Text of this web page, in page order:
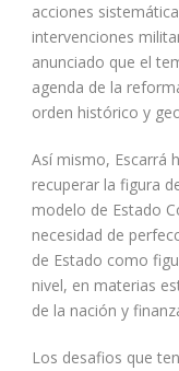
acciones
intervenciones
anunciado que el
agenda de la
orden histórico y
Así mismo, Escarrá
recuperar la figura
modelo de Estado
necesidad de
de Estado como
nivel, en materias
de la nación y
Los desafios que